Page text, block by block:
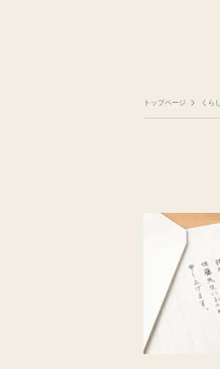
トップページ くら